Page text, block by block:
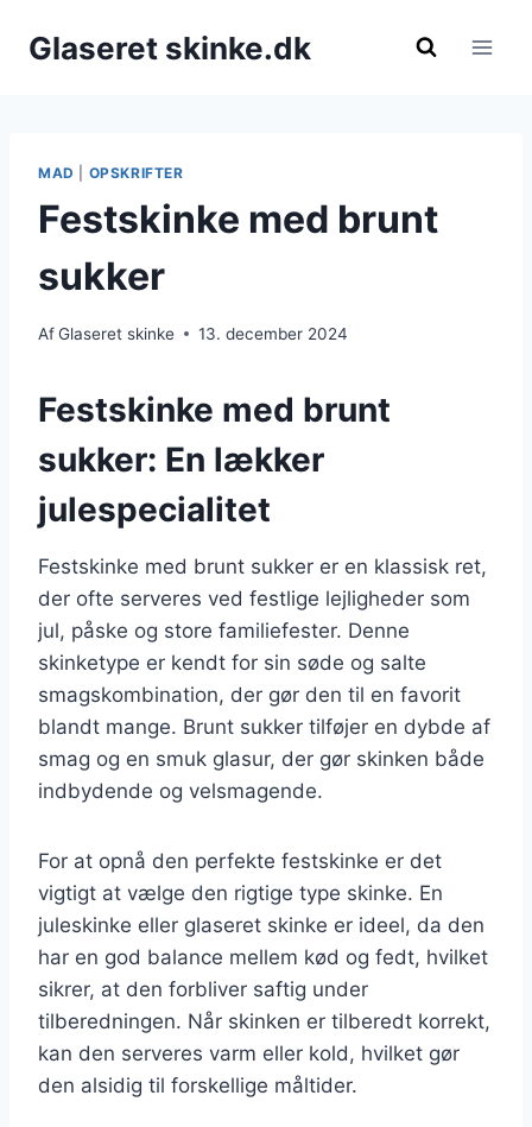
Glaseret skinke.dk
MAD OPSKRIFTER
Festskinke med brunt
sukker
AfGlaseret skinke 13. december 2024
Festskinke med brunt
sukker: En lækker
julespecialitet
Festskinke med brunt sukker er en klassisk ret,
der ofte serveres ved festlige lejligheder som
jul, påske og store familiefester. Denne
skinketype er kendt for sin søde og salte
smagskombination, der gør den til en favorit
blandt mange. Brunt sukker tilføjer en dybde af
smag og en smuk glasur, der gør skinken både
indbydende og velsmagende.
For at opnå den perfekte festskinke er det
vigtigt at vælge den rigtige type skinke. En
juleskinke eller glaseret skinke er ideel, da den
har en god balance mellem kød og fedt, hvilket
sikrer, at den forbliver saftig under
tilberedningen. Når skinken er tilberedt korrekt,
kan den serveres varm eller kold, hvilket gør
den alsidig til forskellige måltider.